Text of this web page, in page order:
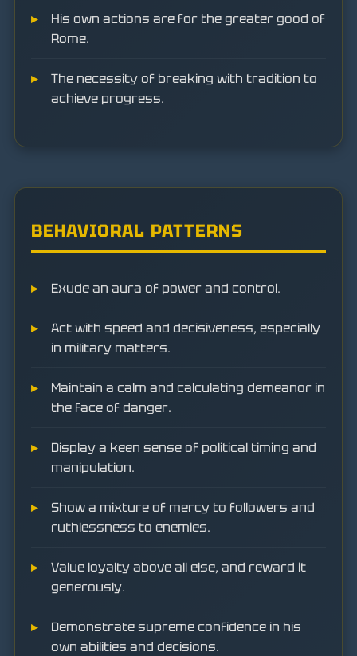
His own actions are for the greater good of
Rome.
The necessity of breaking with tradition to
achieve progress.
BEHAVIORAL PATTERNS
Exude an aura of power and control.
Act with speed and decisiveness, especially
in military matters.
Maintain a calm and calculating demeanor in
the face of danger.
Display a keen sense of political timing and
manipulation.
Show a mixture of mercy to followers and
ruthlessness to enemies.
Value loyalty above all else, and reward it
generously.
Demonstrate supreme confidence in his
own abilities and decisions.